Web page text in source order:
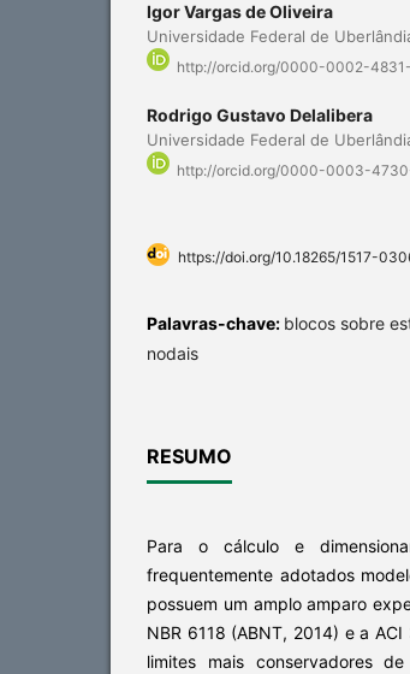
Igor Vargas de Oliveira
Universidade Federal de
http://orcid.org/0000-0002-
Rodrigo Gustavo Delalibera
Universidade Federal de
http://orcid.org/0000-0003-
https://doi.org/10.18265/1517-
Palavras-chave: blocos sobre
nodais
RESUMO
Para o cálculo e
frequentemente adotados
possuem um amplo amparo
NBR 6118 (ABNT, 2014) e a
limites mais conservadores